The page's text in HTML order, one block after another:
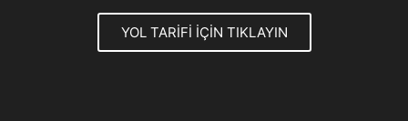
YOL TARİFİ İÇİN TIKLAYIN